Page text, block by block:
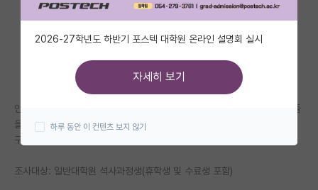
자유 게시판(아무개랩)
미국 유학 게시판
미국 대학원 합격 후기 게시판
대학원 합격 후기 게시판
안녕하세요. 성균관대학교 사회과학연구소에서는 일반대학원 석사과정생들
을 위한 학업적응 진단척도를 개발하기 위해 연구를 진행하고 있습니다.
구체적인 조사 개요는 아래와 같습니다.
조사대상: 일반대학원 석사과정생(휴학생 및 수료생 포함)
2026-27학년도 하반기 포스텍 대학원 온라인 설명회 실시
자세히 보기
하루 동안 이 컨텐츠 보지 않기